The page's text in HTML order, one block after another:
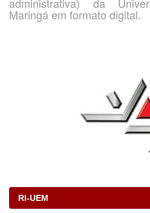
Maringá em formato digital.
RI-UEM